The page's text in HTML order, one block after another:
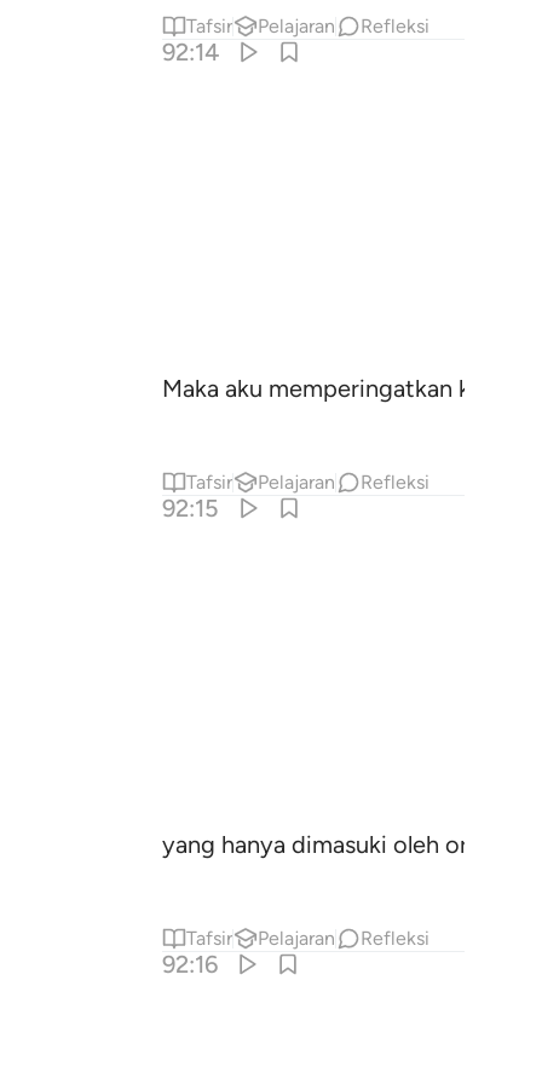
Tafsir Pelajaran Refleksi
92:14
Maka aku memperingatkan kamu
Tafsir Pelajaran Refleksi
92:15
yang hanya dimasuki oleh orang
Tafsir Pelajaran Refleksi
92:16